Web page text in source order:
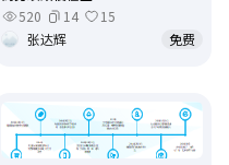
520
14
15
张达辉
免费